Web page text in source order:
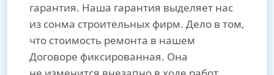
гарантия. Наша гарантия выделяет нас
из сонма строительных фирм. Дело в том,
что стоимость ремонта в нашем
Договоре фиксированная. Она